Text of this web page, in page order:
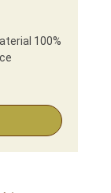
100%